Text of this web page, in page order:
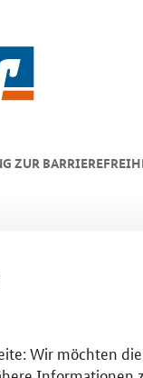
ZUR
Wir möchten